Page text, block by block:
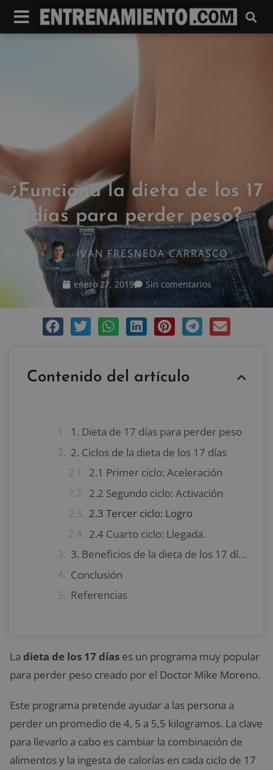
¿Funciona la dieta de los 17
días para perder peso?
IVAN FRESNEDA CARRASCO
enero 27, 2019 Sin comentarios
Contenido del artículo
1. Dieta de 17 días para perder peso
2. Ciclos de la dieta de los 17 días
2.1 Primer ciclo: Aceleración
2.2 Segundo ciclo: Activación
2.3 Tercer ciclo: Logro
2.4 Cuarto ciclo: Llegada.
3. Beneficios de la dieta de los 17 días
Conclusión
Referencias
La dieta de los 17 días es un programa muy popular
para perder peso creado por el Doctor Mike Moreno.
Este programa pretende ayudar a las persona a
perder un promedio de 4, 5 a 5,5 kilogramos. La clave
para llevarlo a cabo es cambiar la combinación de
alimentos y la ingesta de calorías en cada ciclo de 17